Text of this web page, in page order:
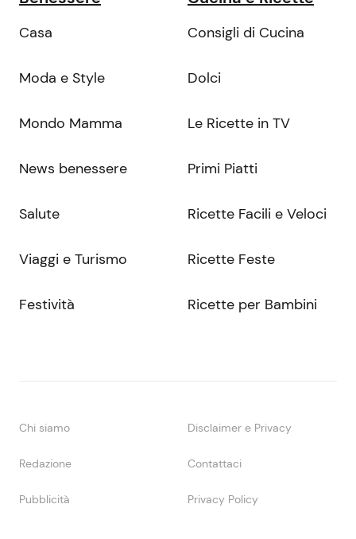
Casa
Moda e Style
Mondo Mamma
News benessere
Salute
Viaggi e Turismo
Festività
Consigli di Cucina
Dolci
Le Ricette in TV
Primi Piatti
Ricette Facili e Veloci
Ricette Feste
Ricette per Bambini
Chi siamo Disclaimer e Privacy
Redazione Contattaci
Pubblicità Privacy Policy